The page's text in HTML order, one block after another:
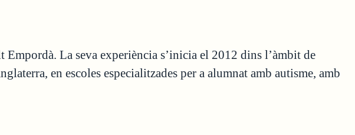
La seva experiència s’inicia el 2012 dins l’àmbit de
en escoles especialitzades per a alumnat amb autisme, amb